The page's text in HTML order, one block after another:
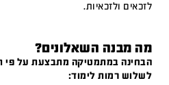
לזכאים ולזכאיות.
מה מבנה השאלונים?
הבחינה במתמטיקה מתבצעת על פי
לשלוש רמות לימוד: